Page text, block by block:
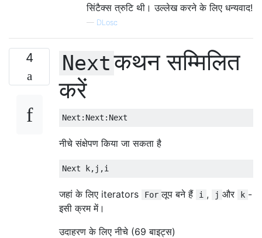
सिंटैक्स त्रुटि थी। उल्लेख करने के लिए धन्यवाद!
— DLosc
4 Next कथन सम्मिलित
करें
Next : Next : Next
नीचे संक्षेपण किया जा सकता है
Next k, j ,i
जहां के लिए iterators For लूप बने हैं i , j और k -
इसी क्रम में।
उदाहरण के लिए नीचे (69 बाइट्स)